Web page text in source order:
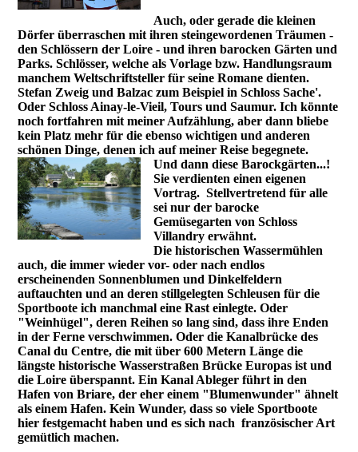
Auch, oder gerade die kleinen
Dörfer überraschen mit ihren steingewordenen Träumen -
den Schlössern der Loire - und ihren barocken Gärten und
Parks. Schlösser, welche als Vorlage bzw. Handlungsraum
manchem Weltschriftsteller für seine Romane dienten.
Stefan Zweig und Balzac zum Beispiel in Schloss Sache'.
Oder Schloss Ainay-le-Vieil, Tours und Saumur. Ich könnte
noch fortfahren mit meiner Aufzählung, aber dann bliebe
kein Platz mehr für die ebenso wichtigen und anderen
schönen Dinge, denen ich auf meiner Reise begegnete.
Und dann diese Barockgärten...!
Sie verdienten einen eigenen
Vortrag. Stellvertretend für alle
sei nur der barocke
Gemüsegarten von Schloss
Villandry erwähnt.
Die historischen Wassermühlen
auch, die immer wieder vor- oder nach endlos
erscheinenden Sonnenblumen und Dinkelfeldern
auftauchten und an deren stillgelegten Schleusen für die
Sportboote ich manchmal eine Rast einlegte. Oder
"Weinhügel", deren Reihen so lang sind, dass ihre Enden
in der Ferne verschwimmen. Oder die Kanalbrücke des
Canal du Centre, die mit über 600 Metern Länge die
längste historische Wasserstraßen Brücke Europas ist und
die Loire überspannt. Ein Kanal Ableger führt in den
Hafen von Briare, der eher einem "Blumenwunder" ähnelt
als einem Hafen. Kein Wunder, dass so viele Sportboote
hier festgemacht haben und es sich nach französischer Art
gemütlich machen.